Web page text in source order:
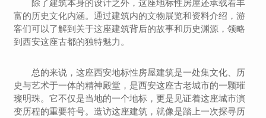
除了建筑本身的设计之外，这座地标性房屋还承载着丰
富的历史文化内涵。通过建筑内的文物展览和资料介绍，游
客们可以了解到关于这座建筑背后的故事和历史渊源，领略
到西安这座古都的独特魅力。
总的来说，这座西安地标性房屋建筑是一处集文化、历
史与艺术于一体的精神殿堂，是西安这座古老城市的一颗璀
璨明珠。它不仅是当地的一个地标，更是见证着这座城市演
变历程的重要符号。造访这座建筑，就像是踏上一次探寻历